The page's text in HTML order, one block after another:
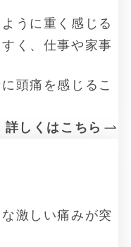
うに重く感じる
く、仕事や家事
頭痛を感じるこ
詳しくはこちら
激しい痛みが突